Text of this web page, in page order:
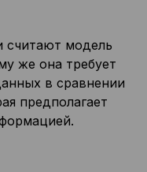
считают модель
же она требует
в сравнении
предполагает